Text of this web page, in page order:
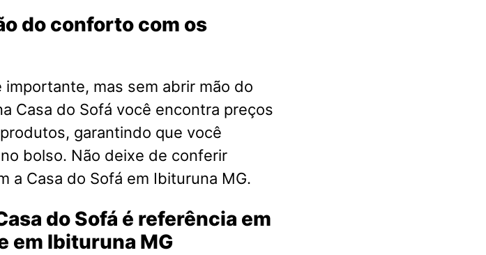
do conforto com os
mas sem abrir mão do
Casa do Sofá você encontra preços
garantindo que você
bolso. Não deixe de conferir
a Casa do Sofá em Ibituruna MG.
do Sofá é referência em
em Ibituruna MG